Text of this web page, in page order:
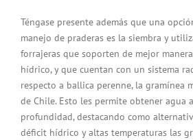
Téngase presente además que una
manejo de praderas es la siembra y
forrajeras que soporten de mejor
hídrico, y que cuentan con un sistema
respecto a ballica perenne, la gramínea
de Chile. Esto les permite obtener agua
profundidad, destacando como
déficit hídrico y altas temperaturas las